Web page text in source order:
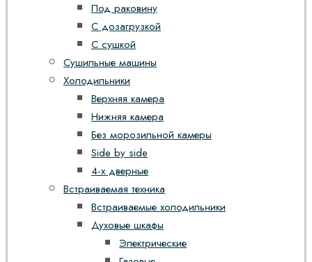
Под раковину
С дозагрузкой
С сушкой
Сушильные машины
Холодильники
Верхняя камера
Нижняя камера
Без морозильной камеры
Side by side
4-х дверные
Встраиваемая техника
Встраиваемые холодильники
Духовые шкафы
Электрические